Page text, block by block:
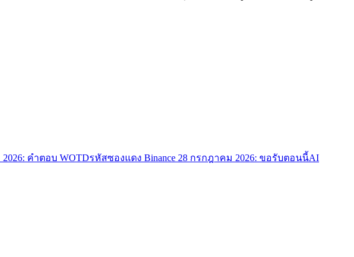
คำตอบ WOTDรหัสซองแดง Binance 28 กรกฎาคม 2026: ขอรับตอนนี้AI